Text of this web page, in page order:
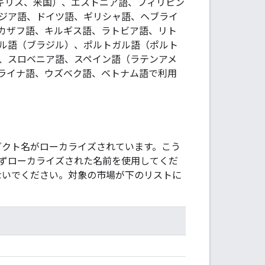
ス、米国）、エストニア語、フィリピン
ア語、ドイツ語、ギリシャ語、ヘブライ
ザフ語、キルギス語、ラトビア語、リト
語（ブラジル）、ポルトガル語（ポルト
スロベニア語、スペイン語（ラテンアメ
イナ語、ウズベク語、ベトナム語で利用
ト名がローカライズされています。こう
ローカライズされた名前を使用してくだ
でください。対象の市場が下のリストに